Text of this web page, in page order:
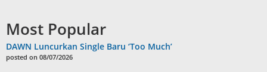
Most Popular
DAWN Luncurkan Single Baru ‘Too Much’
posted on 08/07/2026